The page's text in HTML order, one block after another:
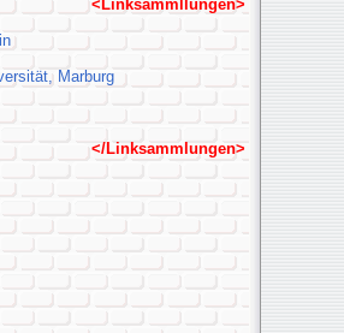
<Linksammllungen>
Marburg
</Linksammlungen>